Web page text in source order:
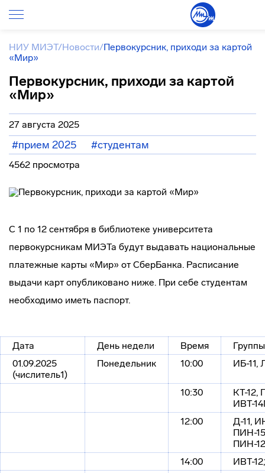
НИУ МИЭТ/Новости/Первокурсник, приходи за картой
«Мир»
Первокурсник, приходи за картой
«Мир»
27 августа 2025
#прием 2025 #студентам
4562 просмотра
С 1 по 12 сентября в библиотеке университета
первокурсникам МИЭТа будут выдавать национальные
платежные карты «Мир» от СберБанка. Расписание
выдачи карт опубликовано ниже. При себе студентам
необходимо иметь паспорт.
Дата День недели Время
Группы
01.09.2025
(числитель1)
Понедельник 10:00 ИБ-11,
10:30
КТ-12,
ИВТ-
12:00
Д-11,
ПИН-
ПИН-
14:00
ИВТ-